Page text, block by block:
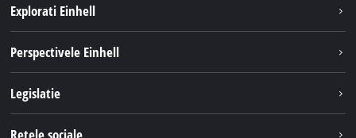
Explorati Einhell
Sistemul de acumulatori
Perspectivele Einhell
Einhell in lume
Legislatie